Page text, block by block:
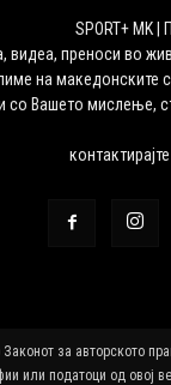
SPORT+ MK
видеа, преноси во
на македонските
со Вашето мислење,
за авторското
или податоци од овој